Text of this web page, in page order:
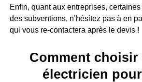
Enfin, quant aux entreprises,
des subventions, n’hésitez pas à en
qui vous re-contactera après le devis !
Comment choisir
électricien